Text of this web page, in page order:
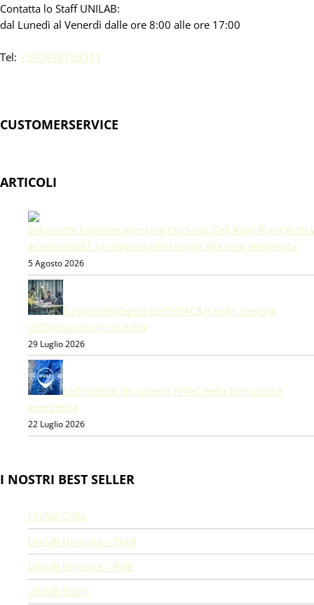
Contatta lo Staff UNILAB:
dal Lunedì al Venerdì dalle ore 8:00 alle ore 17:00
Tel: +390498763311
CUSTOMERSERVICE
ARTICOLI
AccelerateEU: la risposta dell’Europa alla crisi energetica
5 Agosto 2026
Il ruolo strategico dell’HVAC&R nella crescita
dell’occupazione in Italia
29 Luglio 2026
L’efficienza dei sistemi HVAC nella transizione
energetica
22 Luglio 2026
I NOSTRI BEST SELLER
Unilab Coils
Unilab Unisuite – Shell
Unilab Unisuite – PHE
Unilab Shark